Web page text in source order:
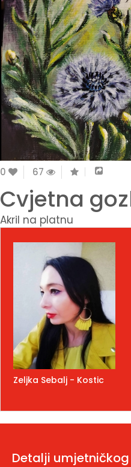
0 67
Cvjetna
Akril na platnu
Zeljka Sebalj - Kostic
Detalji